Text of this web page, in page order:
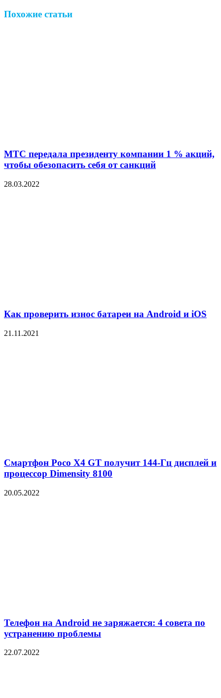
Похожие статьи
МТС передала президенту компании 1 % акций,
чтобы обезопасить себя от санкций
28.03.2022
Как проверить износ батареи на Android и iOS
21.11.2021
Смартфон Poco X4 GT получит 144-Гц дисплей и
процессор Dimensity 8100
20.05.2022
Телефон на Android не заряжается: 4 совета по
устранению проблемы
22.07.2022